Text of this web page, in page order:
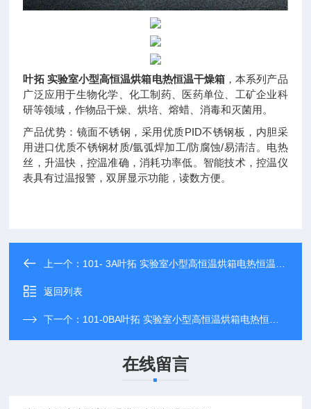
叶拓 实验室小型高恒温烘箱电热恒温干燥箱 ，本系列产品
广泛应用于生物化学、化工制药、医药单位、工矿企业科
研等领域，作物品干燥、烘培、熔蜡、消毒和灭菌用。
产品优势：镜面不锈钢，采用优质PID不锈钢板，内胆采
用进口优质不锈钢材质/氩弧焊加工/防腐蚀/易清洁。电热
丝，升温快，控温准确，消耗功率低。智能技术，控温仪
表具有过温报警，双屏显示功能，读数方便。
上一个： 101- 3A叶拓 实验室小型高恒温烘箱电热恒温干燥箱
返回列表
下一个： 101-0BA叶拓 实验室小型高恒温烘箱电热恒温干燥箱
在线留言